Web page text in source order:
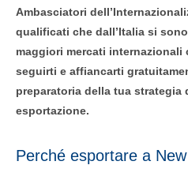
Ambasciatori
qualificati che dall’Italia si
maggiori mercati
seguirti e affiancarti
preparatoria della tua strategia
esportazione.
Perché esportare a